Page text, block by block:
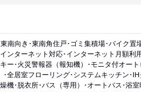
南向き･東南角住戸･ゴミ集積場･バイク
ンターネット対応･インターネット月額
ー･火災警報器（報知機）･モニタ付オー
･全居室フローリング･システムキッチン･
機･脱衣所･バス（専用）･オートバス･浴